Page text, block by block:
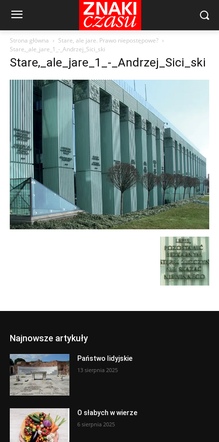
Strona główna
Stare, ale jare. Prawo niepostępowe?
Stare,_ale_jare_1_-_Andrzej_Sici_ski
Stare,_ale_jare_1_-_Andrzej_Sici_ski
Najnowsze artykuły
Państwo lidyjskie
13 sierpnia 2025
O słabych w wierze
6 sierpnia 2025